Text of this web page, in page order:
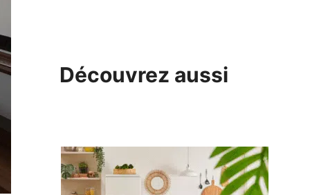
Découvrez aussi